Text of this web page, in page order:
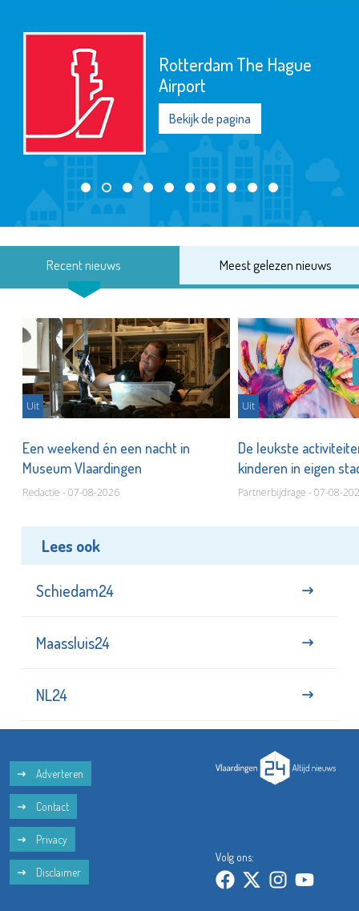
Rotterdam The Hague
Airport
Bekijk de pagina
Recent nieuws Meest gelezen nieuws
Uit
Een weekend én een nacht in
Museum Vlaardingen
Redactie - 07-08-2026
Uit
De leukste
kinderen in eigen
Partnerbijdrage - 07-08-
Lees ook
Schiedam24
Maassluis24
NL24
Adverteren
Contact
Privacy
Disclaimer
Volg ons: